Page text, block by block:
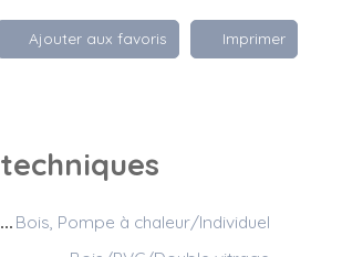
Ajouter aux favoris Imprimer
techniques
Bois, Pompe à chaleur/Individuel